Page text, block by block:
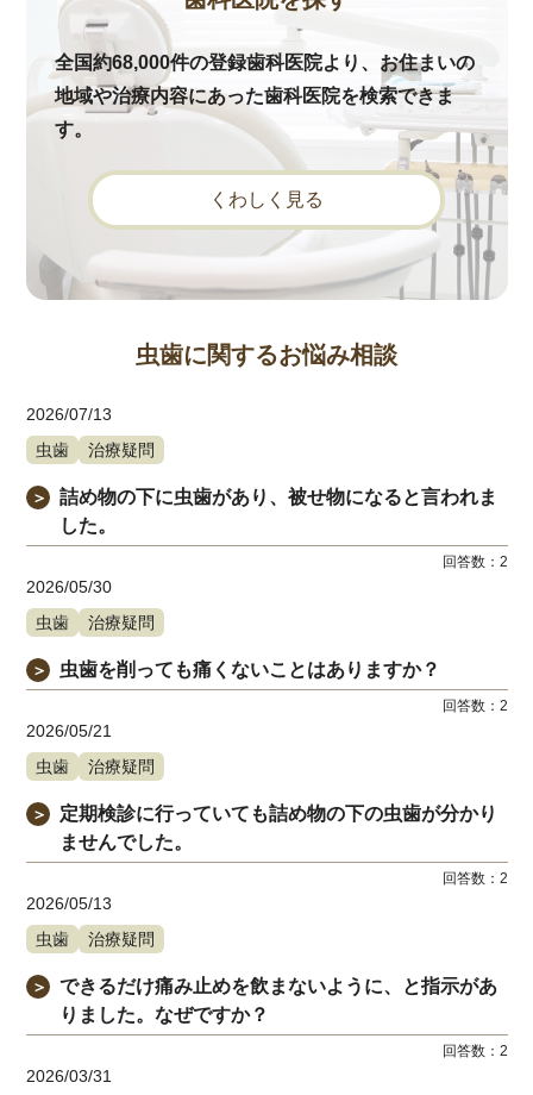
全国約68,000件の登録歯科医院より、お住まいの
地域や治療内容にあった歯科医院を検索できま
す。
くわしく見る
虫歯に関するお悩み相談
2026/07/13
虫歯
治療疑問
＞
詰め物の下に虫歯があり、被せ物になると言われま
した。
回答数： 2
2026/05/30
虫歯
治療疑問
＞ 虫歯を削っても痛くないことはありますか？
回答数： 2
2026/05/21
虫歯
治療疑問
＞
定期検診に行っていても詰め物の下の虫歯が分かり
ませんでした。
回答数： 2
2026/05/13
虫歯
治療疑問
＞
できるだけ痛み止めを飲まないように、と指示があ
りました。なぜですか？
回答数： 2
2026/03/31